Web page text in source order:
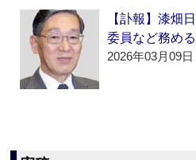
【訃報】漆畑
委員など務める
2026年03月09日